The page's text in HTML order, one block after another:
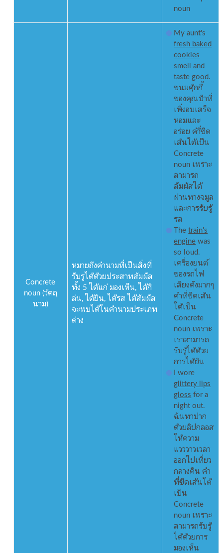
noun
Concrete
noun (วัตถุ
นาม)
หมายถึงคำนามที่เป็นสิ่งที่
รับรูได้ด้วยประสาทสัมผัส
ทั้ง 5 ได้แก่ มองเห็น, ได้กิ
ล่น, ได้ยิน, ได้รส ได้สัมผัส
จะพบได้ในคำนามประเภท
ต่าง
My aunt's
fresh baked
cookies
smell and
taste good.
ขนมคุ้กกี้
ของคุณป้าที่
เพิ่งอบเสร็จ
หอมและ
อร่อย คำี่ขีด
เส้นใต้เป็น
Concrete
noun เพราะ
สามารถ
สัมผัสได้
ผ่านทางจมูล
และการรับรู้
รส
Thetrain's
enginewas
so loud.
เครื่องยนต์
ของรถไฟ
เสียงดังมากๆ
คำที่ขีดเส้น
ใต้เป็น
Concrete
noun เพราะ
เราสามารถ
รับรู้ได้ด้วย
การได้ยิน
I wore
glittery lips
gloss for a
night out.
ฉันทาปาก
ด้วยลิปกลอส
ให้ความ
แวววาวเวลา
ออกไปเที่ยว
กลางคืน คำ
ที่ขีดเส้นใต้
เป็น
Concrete
noun เพราะ
สามารถรับรู้
ได้ด้วยการ
มองเห็น